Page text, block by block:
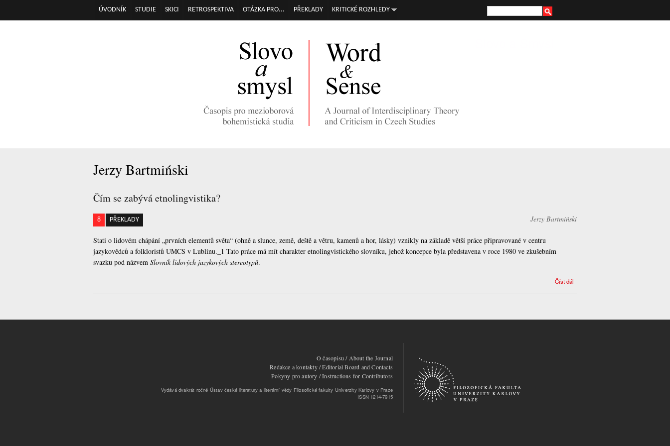
Přejít k
Hlavní menu
ÚVODNÍK STUDIE SKICI RETROSPEKTIVA OTÁZKA PRO... PŘEKLADY KRITICKÉ ROZHLEDY
Vyhledávání
Hledat
Jerzy Bartmiński
Čím se zabývá etnolingvistika?
8 PŘEKLADY Jerzy Bartmiński
Stati o lidovém chápání „prvních elementů světa“ (ohně a slunce, země, deště a větru, kamenů a hor, lásky) vznikly na základě větší práce připravované v centru
jazykovědců a folkloristů UMCS v Lublinu._1 Tato práce má mít charakter etnolingvistického slovníku, jehož koncepce byla představena v roce 1980 ve zkušebním
svazku pod názvem Slovník lidových jazykových stereotypů.
Číst dál
O časopisu / About the Journal
Redakce a kontakty / Editorial Board and Contacts
Pokyny pro autory / Instructions for Contributors
Vydává dvakrát ročně Ústav české literatury a literární vědy Filosofické fakulty Univerzity Karlovy v Praze
ISSN 1214-7915